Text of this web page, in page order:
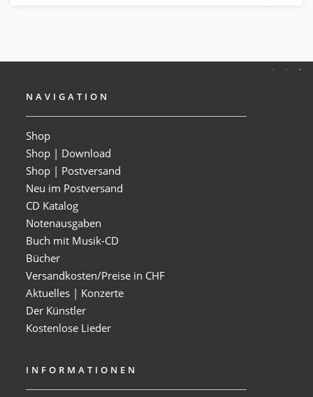
NAVIGATION
Shop
Shop | Download
Shop | Postversand
Neu im Postversand
CD Katalog
Notenausgaben
Buch mit Musik-CD
Bücher
Versandkosten/Preise in CHF
Aktuelles | Konzerte
Der Künstler
Kostenlose Lieder
INFORMATIONEN